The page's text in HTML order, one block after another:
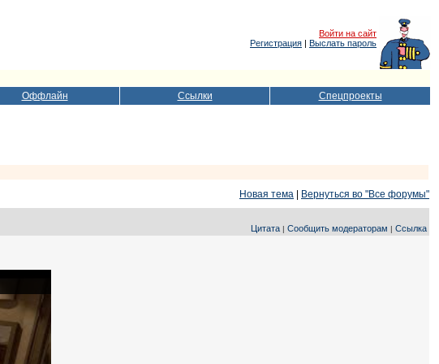
Войти на сайт
Регистрация | Выслать пароль
Оффлайн Ссылки Спецпроекты
Новая тема
Вернуться во "Все форумы"
Цитата | Сообщить модераторам | Ссылка